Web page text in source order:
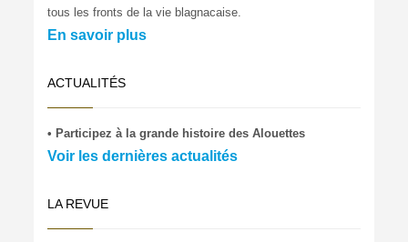
tous les fronts de la vie blagnacaise.
En savoir plus
ACTUALITÉS
• Participez à la grande histoire des Alouettes
Voir les dernières actualités
LA REVUE